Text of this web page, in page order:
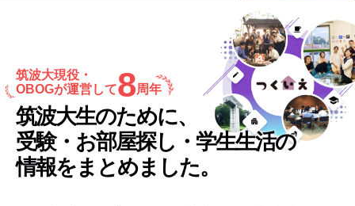
筑波大現役・
OBOGが運営して8周年
筑波大生のために、
受験・お部屋探し・学生生活の
情報をまとめました。